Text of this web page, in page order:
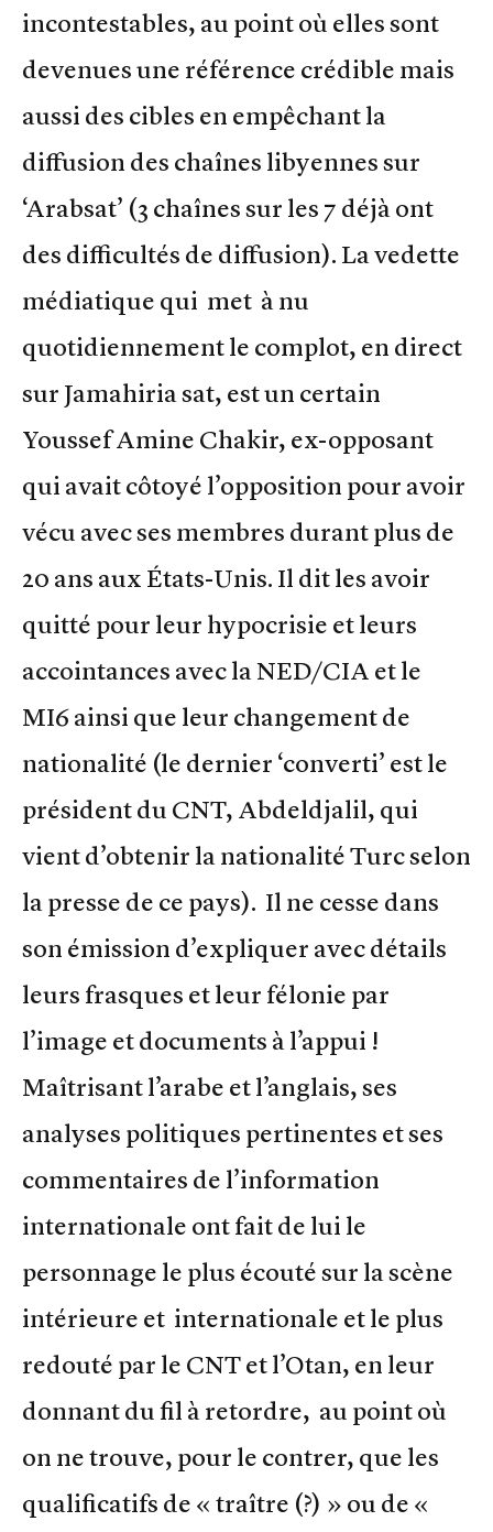
incontestables, au point où elles sont
devenues une référence crédible mais
aussi des cibles en empêchant la
diffusion des chaînes libyennes sur
‘Arabsat’ (3 chaînes sur les 7 déjà ont
des difficultés de diffusion). La vedette
médiatique qui met à nu
quotidiennement le complot, en direct
sur Jamahiria sat, est un certain
Youssef Amine Chakir, ex-opposant
qui avait côtoyé l’opposition pour avoir
vécu avec ses membres durant plus de
20 ans aux États-Unis. Il dit les avoir
quitté pour leur hypocrisie et leurs
accointances avec la NED/CIA et le
MI6 ainsi que leur changement de
nationalité (le dernier ‘converti’ est le
président du CNT, Abdeldjalil, qui
vient d’obtenir la nationalité Turc selon
la presse de ce pays). Il ne cesse dans
son émission d’expliquer avec détails
leurs frasques et leur félonie par
l’image et documents à l’appui !
Maîtrisant l’arabe et l’anglais, ses
analyses politiques pertinentes et ses
commentaires de l’information
internationale ont fait de lui le
personnage le plus écouté sur la scène
intérieure et internationale et le plus
redouté par le CNT et l’Otan, en leur
donnant du fil à retordre, au point où
on ne trouve, pour le contrer, que les
qualificatifs de « traître (?) » ou de «